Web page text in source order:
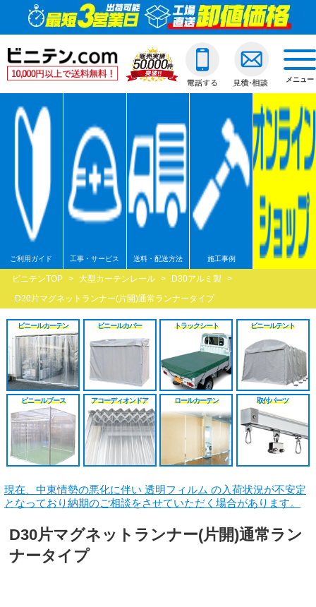
メニュー
ご利用ガイド 工事・サービス 送料・配送方法 施工事例
ビニテンTOP > 大型カーテンレール > D30アルミ製
>
D30片マグネットランナー(片開)通常ランナータイプ
ビニールカーテン ビニールカバー トラックシート ビニールテント
ビニールブース アコーディオンドア ロールカーテン 取付パーツ
現在、中東情勢の悪化に伴い 透明フィルム の入荷状況が不安定
となっており納期のご相談をさせていただく場合があります。
D30片マグネットランナー(片開)通常ラン
ナータイプ
ビニールカーテン 透明ビニールカーテン
糸入ビニールカーテン
ターポリンビニール
パワーシートビニー
ターポリンメッシュ
不燃ターポリンビニ
耐熱ビニールカーテン
溶接遮光ビニールカ
戻る
ジャバラビニールカーテン
透明ジャバラビニー
糸入りジャバラビニ
ターポリンジャバラ
コンビネーションジ
不燃ターポリンジャ
戻る
のれんカーテン式
のれんカーテン式ビ
のれんカーテン可動
戻る
ロールスクリーン
透明ロールスクリーン
透明糸入りロールス
ターポリンロールス
不燃ターポリンロー
透明電動ロールスク
糸入透明電動ロール
ターポリン電動ロー
不燃ターポリン電動
戻る
アコーディオンドア
透明アコーディオン
糸入アコーディオン
ターポリンアコーデ
不燃ターポリンアコ
戻る
ネットカーテン網
ネットカーテン/網
戻る
大型カーテンレール
D30スチール製
D30アルミ製
D30ステンレス製
D30隙間シートレール
D40スチール製
D40アルミ製
D40ステンレス製
D40隙間シートレール
HGレール
ベンダーレール
その他部品関連
戻る
間仕切ポール
間仕切ポールスリム
間仕切ポール押さえ
間仕切ポールHGタイ
間仕切ポールXGタイ
間仕切ポールネット用
戻る
透明ビニールカバー
糸入りビニールカバー
合繊帆布ビニールカ
パワーシートビニー
ターポリンビニール
オプション加工
戻る
シート
透明ビニールシート
糸入りビニールシート
合繊帆布ビニールシ
パワーシートビニー
ターポリンビニール
オプション加工
戻る
原反カット販売
透明フィルム原反・
糸入フィルム原反・
ターポリン原反・カ
帯電防止ターポリン
ターポリンメッシュ
パワーシート原反・
不燃ターポリン原反
耐熱シート原反・カ
のれんカーテン原反
のれんカーテン可動
戻る
戻る
ご利用ガイド
他社との違い
ご注文の流れ
送料・配送方法
返品・交換
お支払い方法
大口割引
施工工事見積り
パートナー募集
戻る